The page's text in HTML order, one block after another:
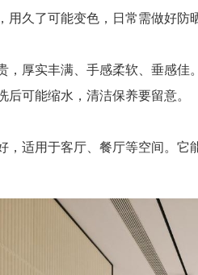
用久了可能变色，日常需做好防
厚实丰满、手感柔软、垂感佳
后可能缩水，清洁保养要留意。
适用于客厅、餐厅等空间。它